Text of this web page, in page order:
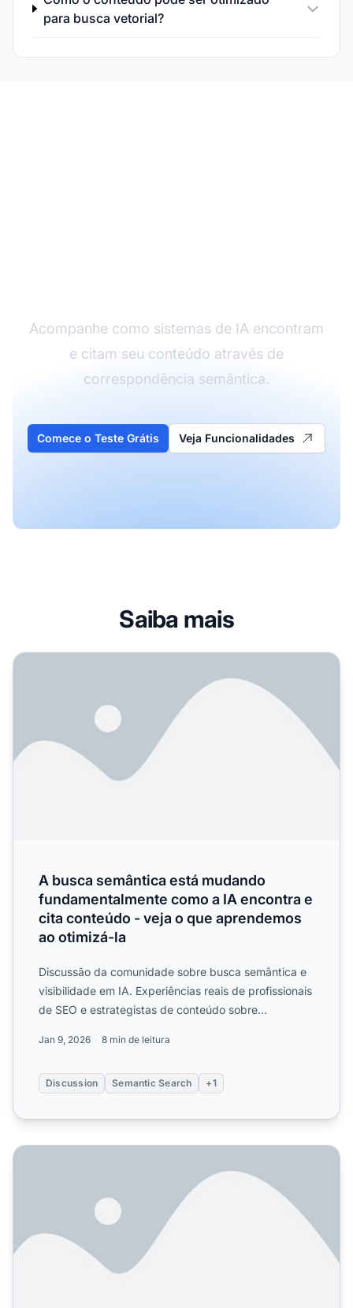
para busca vetorial?
Acompanhe como sistemas de IA encontram
e citam seu conteúdo através de
correspondência semântica.
Comece o Teste Grátis Veja Funcionalidades
Saiba mais
A busca semântica está mudando fundamentalmente
A busca semântica está mudando
fundamentalmente como a IA encontra e
cita conteúdo - veja o que aprendemos
ao otimizá-la
Discussão da comunidade sobre busca semântica e
visibilidade em IA. Experiências reais de profissionais
de SEO e estrategistas de conteúdo sobre
Jan 9, 2026 8 min de leitura
Discussion Semantic Search +1
O que é busca vetorial e como ela funciona?